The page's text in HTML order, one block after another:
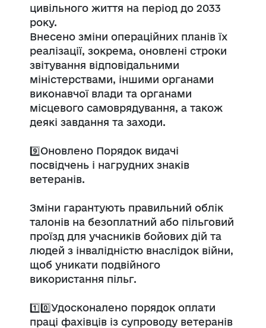
цивільного життя на період до 2033
року.
Внесено зміни операційних планів їх
реалізації, зокрема, оновлені строки
звітування відповідальними
міністерствами, іншими органами
виконавчої влади та органами
місцевого самоврядування, а також
деякі завдання та заходи.
9️⃣Оновлено Порядок видачі
посвідчень і нагрудних знаків
ветеранів.
Зміни гарантують правильний облік
талонів на безоплатний або пільговий
проїзд для учасників бойових дій та
людей з інвалідністю внаслідок війни,
щоб уникати подвійного
використання пільг.
1️⃣0️⃣Удосконалено порядок оплати
праці фахівців із супроводу ветеранів